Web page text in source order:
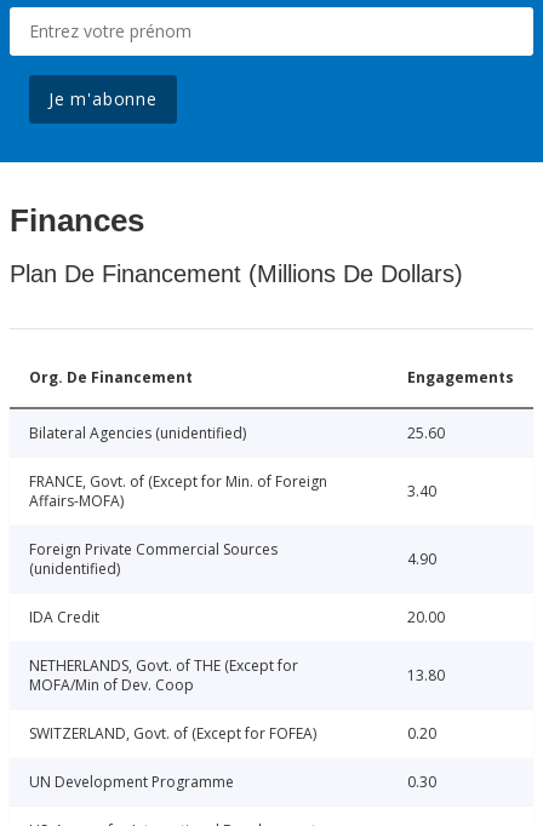
Je m'abonne
Finances
Plan De Financement (Millions De Dollars)
Org. De Financement Engagements
Bilateral Agencies (unidentified) 25.60
FRANCE, Govt. of (Except for Min. of Foreign
Affairs-MOFA)
3.40
Foreign Private Commercial Sources
(unidentified)
4.90
IDA Credit 20.00
NETHERLANDS, Govt. of THE (Except for
MOFA/Min of Dev. Coop
13.80
SWITZERLAND, Govt. of (Except for FOFEA) 0.20
UN Development Programme 0.30